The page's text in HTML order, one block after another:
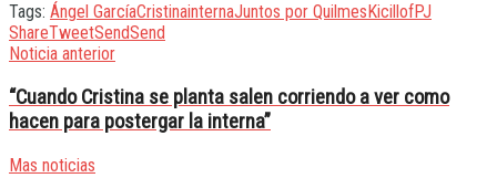
Tags: Ángel GarcíaCristinainternaJuntos por Quilmes KicillofPJ
ShareTweetSendSend
Noticia anterior
“Cuando Cristina se planta salen corriendo a ver como
hacen para postergar la interna”
Mas noticias